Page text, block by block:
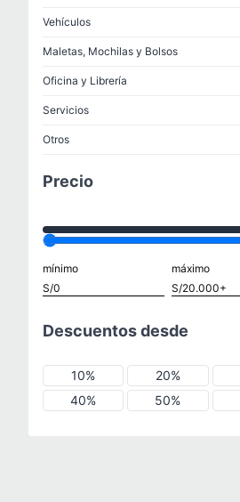
Vehículos
Maletas, Mochilas y Bolsos
Oficina y Librería
Servicios
Otros
Precio
mínimo máximo
Descuentos desde
10% 20%
40%
50%